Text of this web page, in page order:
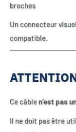
broches
Un connecteur
compatible.
Ce câblen’est pas
Il ne doit pas être